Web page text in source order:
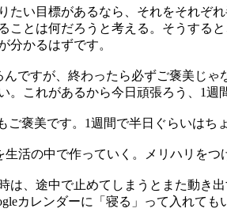
たい目標があるなら、それをそれぞ
ことは何だろうと考える。そうする
分かるはずです。
んですが、終わったら必ずご褒美じ
。これがあるから今日頑張ろう、1
ご褒美です。1週間で半日ぐらいは
活の中で作っていく。メリハリをつ
は、途中で止めてしまうとまた動き
カレンダーに「寝る」って入れても